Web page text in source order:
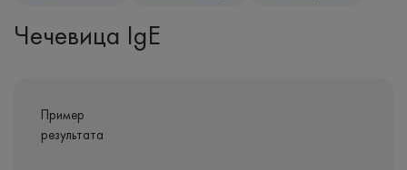
Чечевица IgE
Пример
результата